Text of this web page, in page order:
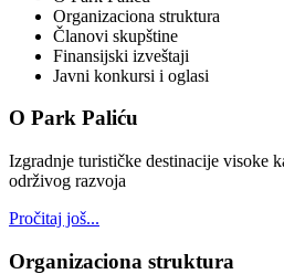
Organizaciona struktura
Članovi skupštine
Finansijski izveštaji
Javni konkursi i oglasi
O Park Paliću
Izgradnje turističke destinacije visoke
održivog razvoja
Pročitaj još...
Organizaciona struktura